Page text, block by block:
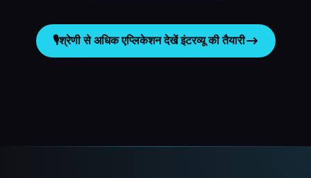
🎙️श्रेणी से अधिक एप्लिकेशन देखेंइंटरव्यू की तैयारी